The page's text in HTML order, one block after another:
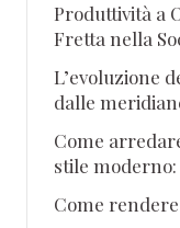
Produttività a
Fretta nella
L’evoluzione
dalle
Come
stile
Come